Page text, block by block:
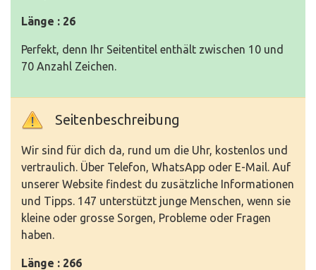
Länge : 26
Perfekt, denn Ihr Seitentitel enthält zwischen 10 und
70 Anzahl Zeichen.
Seitenbeschreibung
Wir sind für dich da, rund um die Uhr, kostenlos und
vertraulich. Über Telefon, WhatsApp oder E-Mail. Auf
unserer Website findest du zusätzliche Informationen
und Tipps. 147 unterstützt junge Menschen, wenn sie
kleine oder grosse Sorgen, Probleme oder Fragen
haben.
Länge : 266